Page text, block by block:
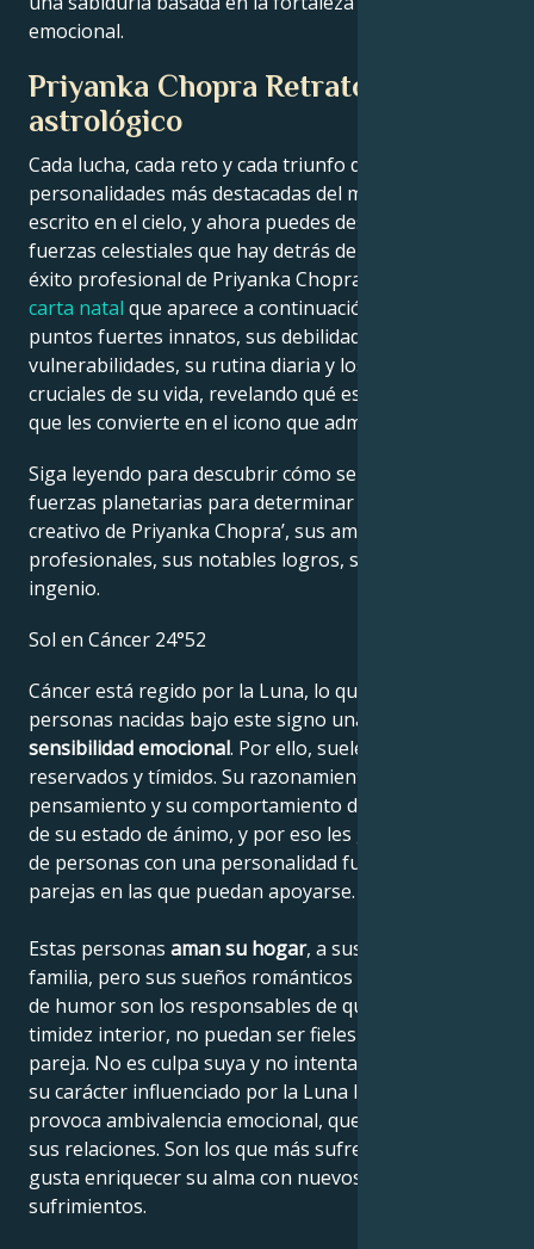
emocional.
Priyanka Chopra Retrato
astrológico
Cada lucha, cada reto y cada triunfo de las
personalidades más destacadas del mundo está
escrito en el cielo, y ahora puedes descifrar las
fuerzas celestiales que hay detrás del encanto y el
éxito profesional de Priyanka Chopra.
carta natal que aparece a continuación describe sus
puntos fuertes innatos, sus debilidades, sus
vulnerabilidades, su rutina diaria y los momentos
cruciales de su vida, revelando qué es exactamente lo
que les convierte en el icono que admiramos.
Siga leyendo para descubrir cómo se alinean las
fuerzas planetarias para determinar el genio
creativo de Priyanka Chopra’, sus ambiciones
profesionales, sus notables logros, su sabiduría y su
ingenio.
Sol en Cáncer 24°52
Cáncer está regido por la Luna, lo que confiere a las
personas nacidas bajo este signo una gran
sensibilidad emocional. Por ello, suelen ser
reservados y tímidos. Su razonamiento, su
pensamiento y su comportamiento dependen mucho
de su estado de ánimo, y por eso les gusta depender
de personas con una personalidad fuerte y elegir
parejas en las que puedan apoyarse.
Estas personas aman su hogar, a sus padres y a su
familia, pero sus sueños románticos y sus cambios
de humor son los responsables de que, a pesar de su
timidez interior, no puedan ser fieles a su amada
pareja. No es culpa suya y no intentan ser malos; es
su carácter influenciado por la Luna lo que les
provoca ambivalencia emocional, que se refleja en
sus relaciones. Son los que más sufren por ello y les
gusta enriquecer su alma con nuevos y nuevos
sufrimientos.